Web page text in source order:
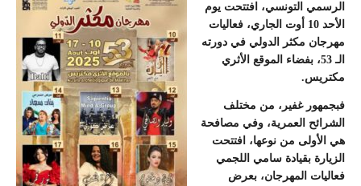
الرسمي التونسي، افتتحت يوم
الأحد 10 أوت الجاري، فعاليات
مهرجان مكثر الدولي في دورته
الـ 53، بفضاء الموقع الأثري
مكتريس.
فبجمهور غفير، من مختلف
الشرائح العمرية، وفي مصافحة
هي الأولى من نوعها، افتتحت
الزيارة بقيادة سامي اللجمي
فعاليات المهرجان، بعرض